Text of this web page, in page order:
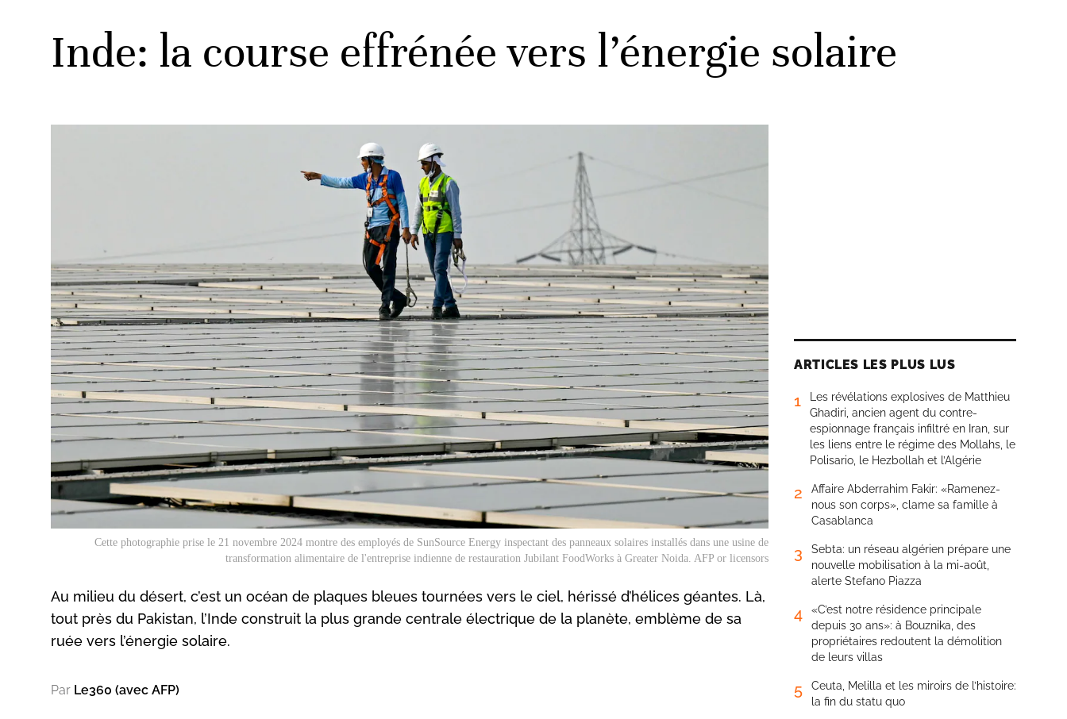
Inde: la course effrénée vers l’énergie solaire
Cette photographie prise le 21 novembre 2024 montre des employés de SunSource Energy inspectant des panneaux solaires installés dans une usine de
transformation alimentaire de l'entreprise indienne de restauration Jubilant FoodWorks à Greater Noida. AFP or licensors
Au milieu du désert, c’est un océan de plaques bleues tournées vers le ciel, hérissé d’hélices géantes. Là,
tout près du Pakistan, l’Inde construit la plus grande centrale électrique de la planète, emblème de sa
ruée vers l’énergie solaire.
Par Le360 (avec AFP)
ARTICLES LES PLUS LUS
1
Les révélations explosives de Matthieu
Ghadiri, ancien agent du contre-
espionnage français infiltré en Iran, sur
les liens entre le régime des Mollahs, le
Polisario, le Hezbollah et l’Algérie
2
Affaire Abderrahim Fakir: «Ramenez-
nous son corps», clame sa famille à
Casablanca
3
Sebta: un réseau algérien prépare une
nouvelle mobilisation à la mi-août,
alerte Stefano Piazza
4
«C’est notre résidence principale
depuis 30 ans»: à Bouznika, des
propriétaires redoutent la démolition
de leurs villas
5
Ceuta, Melilla et les miroirs de l’histoire:
la fin du statu quo